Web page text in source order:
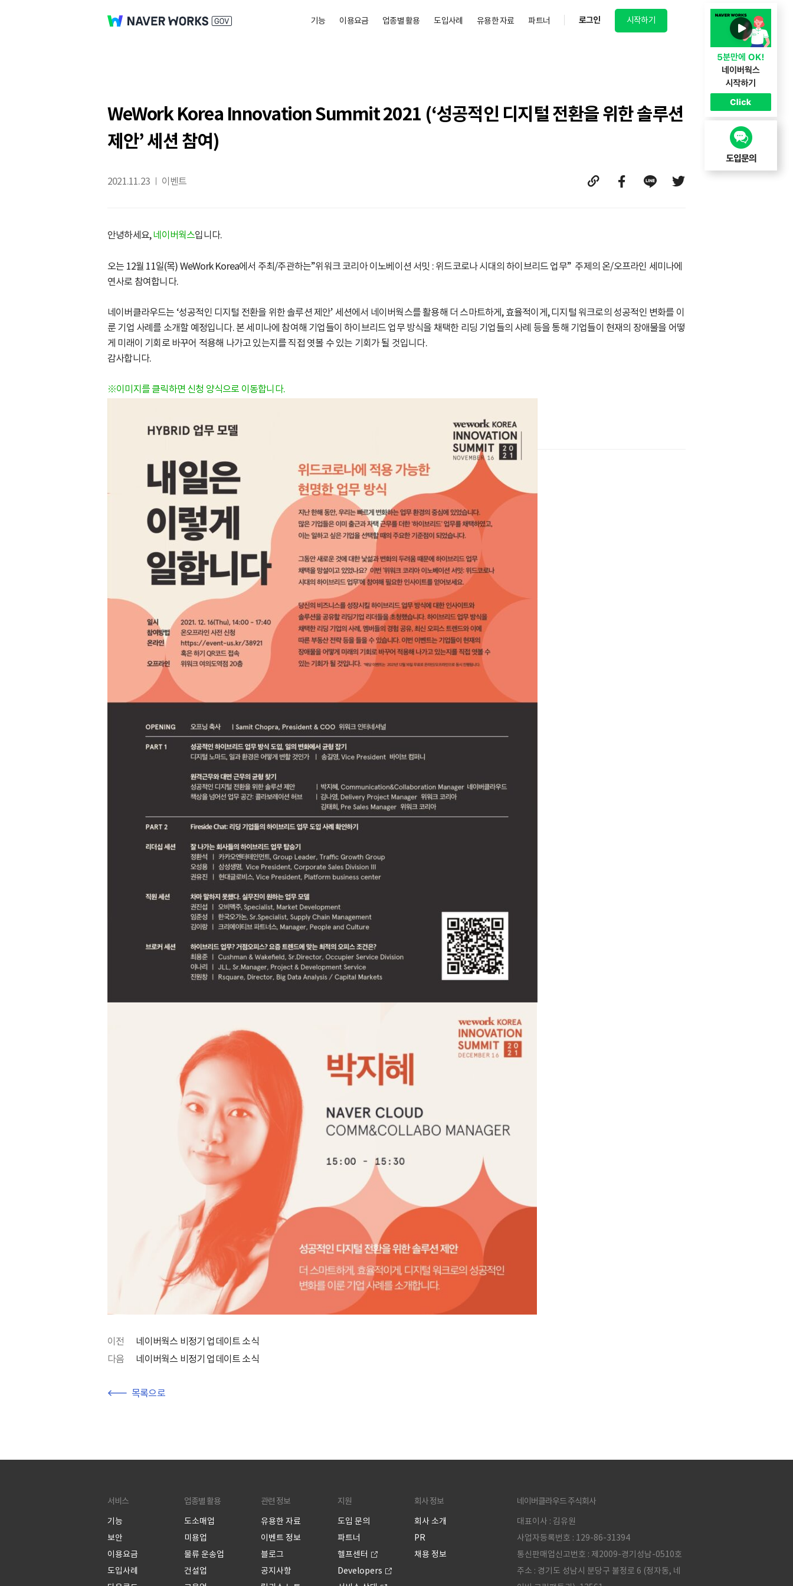
기능 이용요금 업종별 활용 도입사례 유용한 자료 파트너 로그인 시작하기
WeWork Korea Innovation Summit 2021 (‘성공적인 디지털 전환을 위한 솔루션
제안’ 세션 참여)
2021.11.23 이벤트
안녕하세요,네이버웍스입니다.
오는 12월 11일(목) WeWork Korea에서 주최/주관하는”위워크 코리아 이노베이션 서밋 : 위드코로나 시대의 하이브리드 업무” 주제의 온/오프라인 세미나에
연사로 참여합니다.
네이버클라우드는 ‘성공적인 디지털 전환을 위한 솔루션 제안’ 세션에서 네이버웍스를 활용해 더 스마트하게, 효율적이게, 디지털 워크로의 성공적인 변화를 이
룬 기업 사례를 소개할 예정입니다. 본 세미나에 참여해 기업들이 하이브리드 업무 방식을 채택한 리딩 기업들의 사례 등을 통해 기업들이 현재의 장애물을 어떻
게 미래이 기회로 바꾸어 적용해 나가고 있는지를 직접 엿볼 수 있는 기회가 될 것입니다.
감사합니다.
※이미지를 클릭하면 신청 양식으로 이동합니다.
이전
네이버웍스 비정기 업데이트 소식
다음
네이버웍스 비정기 업데이트 소식
목록으로
서비스
기능
보안
이용요금
도입사례
업종별 활용
도소매업
미용업
물류 운송업
건설업
관련 정보
유용한 자료
이벤트 정보
블로그
공지사항
지원
도입 문의
파트너
헬프센터
Developers
회사 정보
회사 소개
PR
채용 정보
네이버클라우드 주식회사
대표이사 : 김유원
사업자등록번호 : 129-86-31394
통신판매업신고번호 : 제2009-경기성남-0510호
주소 : 경기도 성남시 분당구 불정로 6 (정자동, 네